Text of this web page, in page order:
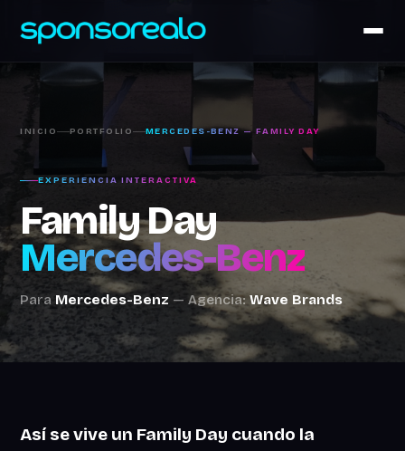
INICIO PORTFOLIO MERCEDES-BENZ — FAMILY DAY
EXPERIENCIA INTERACTIVA
Family Day
Mercedes-Benz
Para Mercedes-Benz — Agencia:Wave Brands
Así se vive un Family Day cuando la